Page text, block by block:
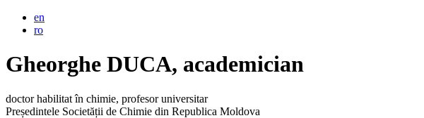
en
ro
Gheorghe DUCA, academician
doctor habilitat în chimie, profesor universitar
Președintele Societății de Chimie din Republica Moldova